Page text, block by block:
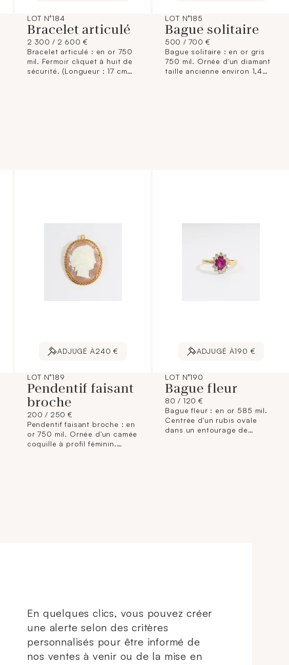
LOT N°184
Bracelet articulé
2 300 / 2 600 €
Bracelet articulé : en or 750
mil. Fermoir cliquet à huit de
sécurité. (Longueur : 17 cm
LOT N°185
Bague solitaire
500 / 700 €
Bague solitaire : en or gris
750 mil. Ornée d'un diamant
taille ancienne environ 1,4
ADJUGÉ À240 €
LOT N°189
Pendentif faisant
broche
200 / 250 €
Pendentif faisant broche : en
or 750 mil. Ornée d'un camée
coquille à profil féminin.
ADJUGÉ À190 €
LOT N°190
Bague fleur
80 / 120 €
Bague fleur : en or 585 mil.
Centrée d'un rubis ovale
dans un entourage de
En quelques clics, vous pouvez créer
une alerte selon des critères
personnalisés pour être informé de
nos ventes à venir ou de la mise en